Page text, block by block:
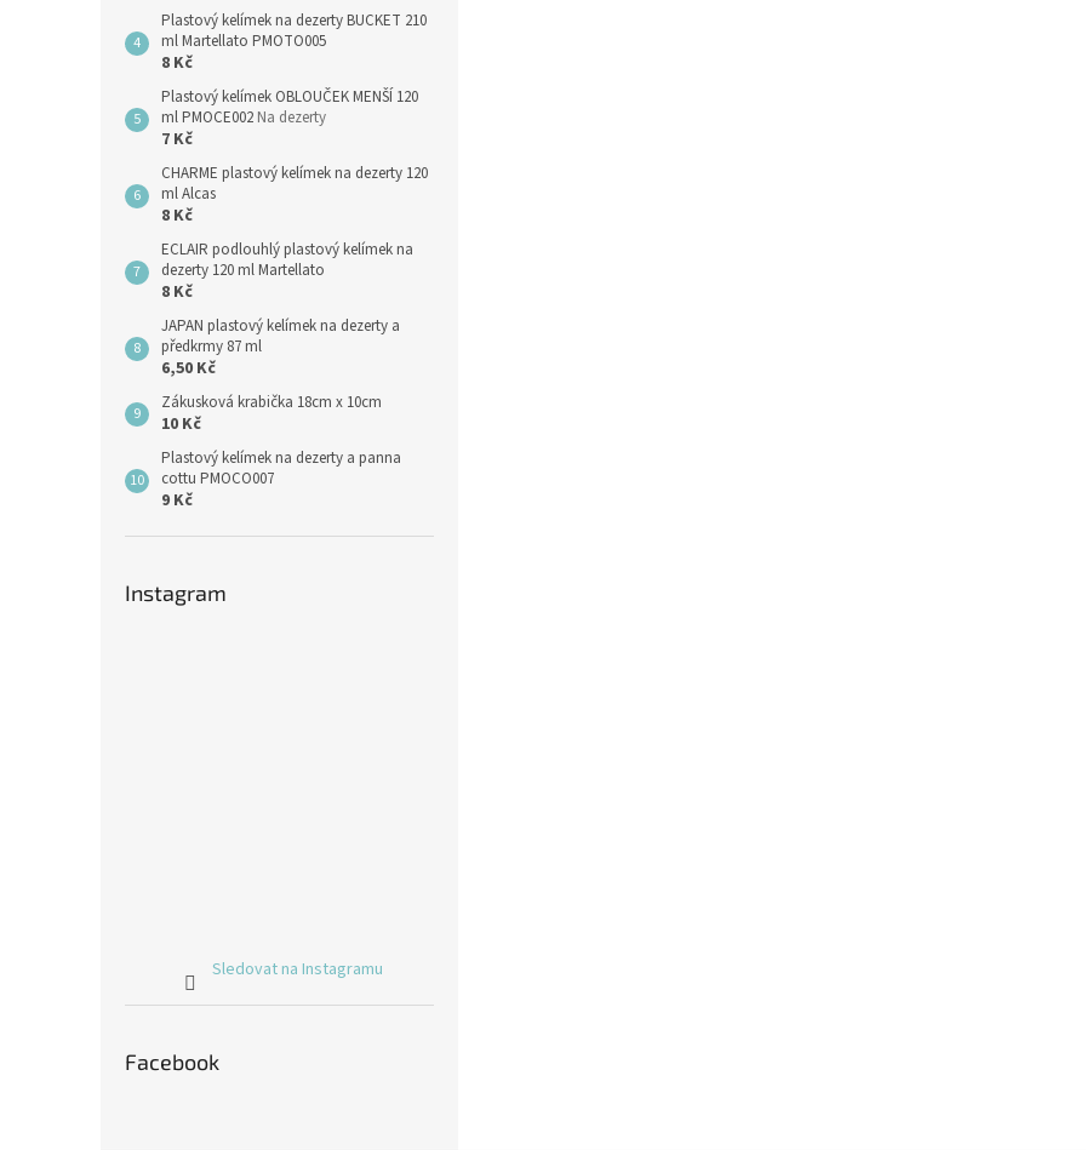
Plastový kelímek na dezerty BUCKET 210
ml Martellato PMOTO005
8 Kč
Plastový kelímek OBLOUČEK MENŠÍ 120
ml PMOCE002 Na dezerty
7 Kč
CHARME plastový kelímek na dezerty 120
ml Alcas
8 Kč
ECLAIR podlouhlý plastový kelímek na
dezerty 120 ml Martellato
8 Kč
JAPAN plastový kelímek na dezerty a
předkrmy 87 ml
6,50 Kč
Zákusková krabička 18cm x 10cm
10 Kč
Plastový kelímek na dezerty a panna
cottu PMOCO007
9 Kč
Instagram
Sledovat na Instagramu
Facebook